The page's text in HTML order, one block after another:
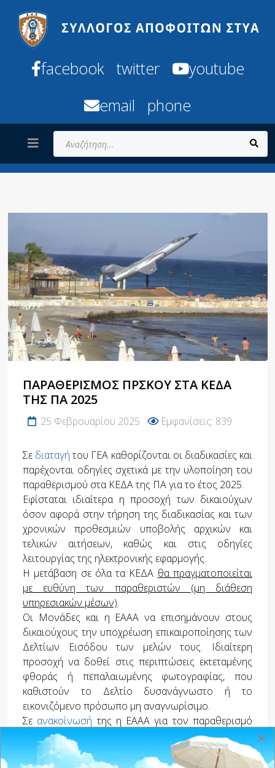
facebook twitter
youtube
email
phone
Αναζήτηση...
ΠΑΡΑΘΕΡΙΣΜΌΣ ΠΡΣΚΟΎ ΣΤΑ ΚΕΔΑ
ΤΗΣ ΠΑ 2025
25 Φεβρουαρίου 2025 Εμφανίσεις: 839
Σε διαταγήτου ΓΕΑ καθορίζονται οι διαδικασίες και
παρέχονται οδηγίες σχετικά με την υλοποίηση του
παραθερισμού στα ΚΕΔΑ της ΠΑ για το έτος 2025.
Εφίσταται ιδιαίτερα η προσοχή των δικαιούχων
όσον αφορά στην τήρηση της διαδικασίας και των
χρονικών προθεσμιών υποβολής αρχικών και
τελικών αιτήσεων, καθώς και στις οδηγίες
λειτουργίας της ηλεκτρονικής εφαρμογής.
Η μετάβαση σε όλα τα ΚΕΔΑ θα πραγματοποιείται
με ευθύνη των παραθεριστών (μη διάθεση
υπηρεσιακών μέσων).
Οι Μονάδες και η ΕΑΑΑ να επισημάνουν στους
δικαιούχους την υποχρέωση επικαιροποίησης των
Δελτίων Εισόδου των μελών τους. Ιδιαίτερη
προσοχή να δοθεί στις περιπτώσεις εκτεταμένης
φθοράς ή πεπαλαιωμένης φωτογραφίας, που
καθιστούν το Δελτίο δυσανάγνωστο ή το
εικονιζόμενο πρόσωπο μη αναγνωρίσιμο.
Σε ανακοίνωσή της η ΕΑΑΑ για τον παραθερισμό
των Μελών της για το έτος 2025 ενημερώνει για:
Παραθερισμός Μελών Ε.Α.Α.Α. 2025
×